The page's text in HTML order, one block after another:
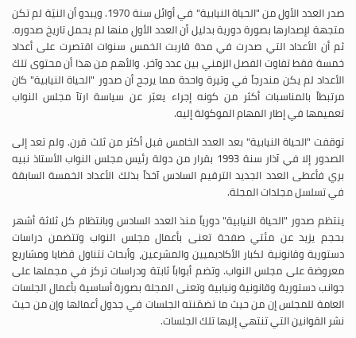
صدر العدد الأول من "الحياة النيابية" في أوائل سنة 1970. ويبدو أن النيّة لم تكن
متجهة لإصدارها بصورة دورية بدليل أن العدد الأول منها لم يحمل تاريخ صدوره.
ثم أن الأعداد التي صدرت في مدة قاربت الخمس سنوات اقتصرت على أعداد
خمسة فقط تفاوت الفصل الزمني بين عدد وآخر. والأهم من هذا أن محتوى تلك
الأعداد لم يكن مندرجاً في وتيرة واحدة مما يرجح أن صدور "الحياة النيابية" كان
مرتبطاً بالمناسبات أكثر من كونه إجراء يعبّر عن سياسة ارتآ مجلس النواب
تعميمها في إطار المهام الموكولة إليه.
توقفت "الحياة النيابية" بعد العدد الخامس قبل أكثر من ثلث قرن. ولم تعد إلى
الصدور إلا في آذار سنة 1993 بقرار من دولة رئيس مجلس النواب الأستاذ نبيه
بري فأعطى العدد الجديد الترقيم السادس آخذاً بذلك الأعداد الخمسة السابقة
في تسلسل مجلدات المجلة.
ينتظم صدور "الحياة النيابية" دورياً منذ العدد السادس وبانتظام كل ثلاثة أشهر
بحجم يزيد عن مئتي صفحة تعنى بأعمال مجلس النواب وتتضمن دراسات
دستورية وقانونية لكبار الأكاديميين والمشرعين، وأبحاث تتناول قضايا ومشاريع
معروضة على مجلس النواب. وتضم أبواباً ثابتة ودراسات تركز في مجملها على
جوانب دستورية وقانونية ونيابية وتعنى المجلة بصورة أساسية بأعمال الجلسات
العامة للمجلس إن من حيث ما تضمّنته الجلسات في جدول أعمالها وإن من حيث
نشر القوانين التي تنتهي إليها تلك الجلسات.